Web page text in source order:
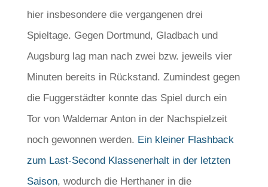
hier insbesondere die vergangenen drei
Spieltage. Gegen Dortmund, Gladbach und
Augsburg lag man nach zwei bzw. jeweils vier
Minuten bereits in Rückstand. Zumindest gegen
die Fuggerstädter konnte das Spiel durch ein
Tor von Waldemar Anton in der Nachspielzeit
noch gewonnen werden. Ein kleiner Flashback
zum Last-Second Klassenerhalt in der letzten
Saison, wodurch die Herthaner in die